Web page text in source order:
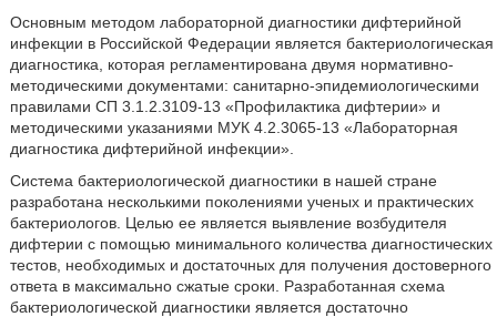
Основным методом лабораторной диагностики дифтерийной
инфекции в Российской Федерации является бактериологическая
диагностика, которая регламентирована двумя нормативно-
методическими документами: санитарно-эпидемиологическими
правилами СП 3.1.2.3109-13 «Профилактика дифтерии» и
методическими указаниями МУК 4.2.3065-13 «Лабораторная
диагностика дифтерийной инфекции».
Система бактериологической диагностики в нашей стране
разработана несколькими поколениями ученых и практических
бактериологов. Целью ее является выявление возбудителя
дифтерии с помощью минимального количества диагностических
тестов, необходимых и достаточных для получения достоверного
ответа в максимально сжатые сроки. Разработанная схема
бактериологической диагностики является достаточно